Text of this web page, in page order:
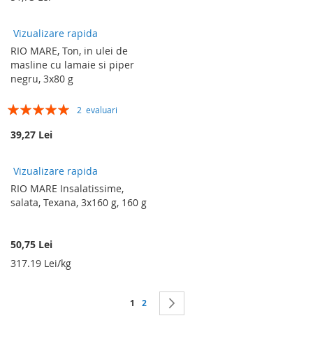
Vizualizare rapida
RIO MARE, Ton, in ulei de
masline cu lamaie si piper
negru, 3x80 g
Rating:
2 evaluari
39,27 Lei
Vizualizare rapida
RIO MARE Insalatissime,
salata, Texana, 3x160 g, 160 g
50,75 Lei
317.19 Lei/kg
Pagina
in acest moment citesti pagina
1 Pagina
2